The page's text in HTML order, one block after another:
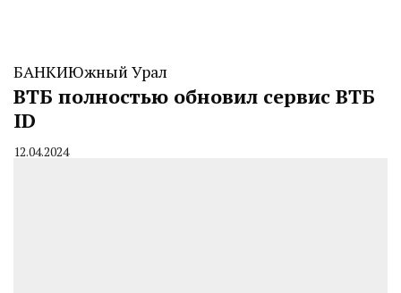
БАНКИЮжный Урал
ВТБ полностью обновил сервис ВТБ
ID
By
12.04.2024